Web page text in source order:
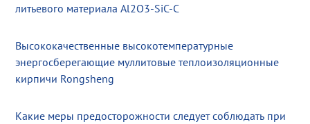
литьевого материала Al2O3-SiC-C
Высококачественные высокотемпературные
энергосберегающие муллитовые теплоизоляционные
кирпичи Rongsheng
Какие меры предосторожности следует соблюдать при